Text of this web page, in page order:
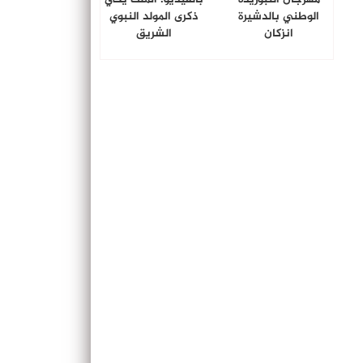
الوطني بالدشيرة
انزكان
ذكرى المولد النبوي
الشريق